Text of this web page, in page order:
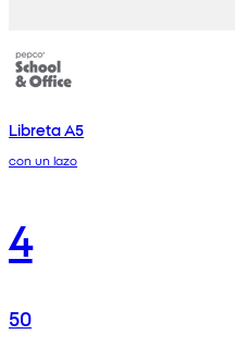
Libreta A5
con un lazo
4
50